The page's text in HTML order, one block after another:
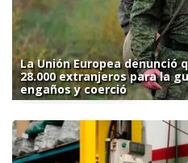
La Unión Europea denunció
28.000 extranjeros para la
engaños y coerció